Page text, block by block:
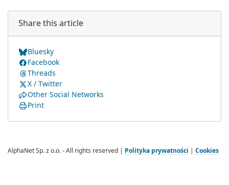
Share this article
Bluesky
Facebook
Threads
X / Twitter
Other Social Networks
Print
AlphaNet Sp. z o.o. - All rights reserved | Polityka prywatności Cookies